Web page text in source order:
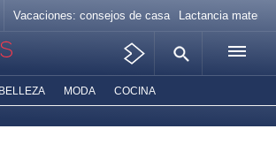
Vacaciones: consejos de casa Lactancia materna
BELLEZA MODA COCINA